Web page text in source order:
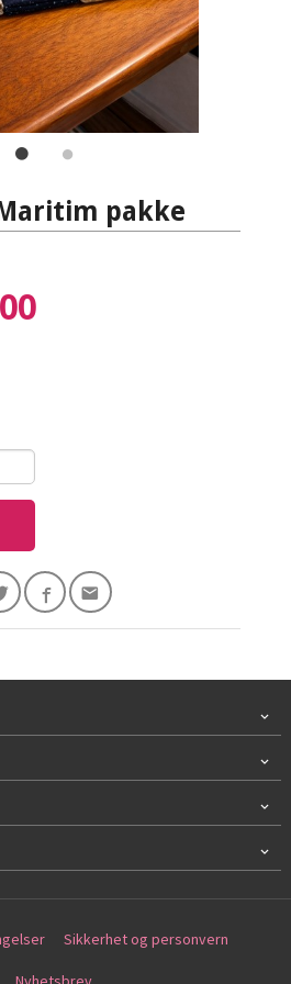
Maritim pakke
Sikkerhet og personvern